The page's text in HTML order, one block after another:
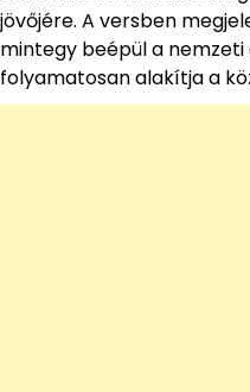
jövőjére. A versben
mintegy beépül a
folyamatosan alakítja a